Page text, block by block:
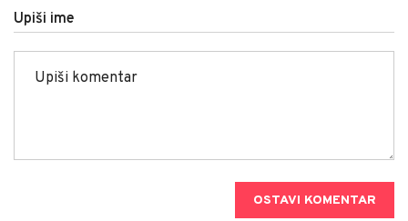
Upiši ime
OSTAVI KOMENTAR